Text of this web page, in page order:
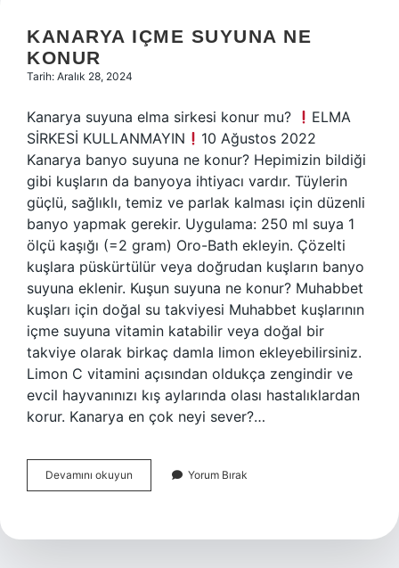
KANARYA IÇME SUYUNA NE
KONUR
Tarih: Aralık 28, 2024
Kanarya suyuna elma sirkesi konur mu?
ELMA
SİRKESİ KULLANMAYIN
10 Ağustos 2022
Kanarya banyo suyuna ne konur? Hepimizin bildiği
gibi kuşların da banyoya ihtiyacı vardır. Tüylerin
güçlü, sağlıklı, temiz ve parlak kalması için düzenli
banyo yapmak gerekir. Uygulama: 250 ml suya 1
ölçü kaşığı (=2 gram) Oro-Bath ekleyin. Çözelti
kuşlara püskürtülür veya doğrudan kuşların banyo
suyuna eklenir. Kuşun suyuna ne konur? Muhabbet
kuşları için doğal su takviyesi Muhabbet kuşlarının
içme suyuna vitamin katabilir veya doğal bir
takviye olarak birkaç damla limon ekleyebilirsiniz.
Limon C vitamini açısından oldukça zengindir ve
evcil hayvanınızı kış aylarında olası hastalıklardan
korur. Kanarya en çok neyi sever?…
Devamını okuyun Kanarya
Içme
Konur
Yorum Bırak